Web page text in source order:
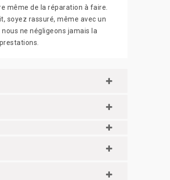
même de la réparation à faire.
soyez rassuré, même avec un
ne négligeons jamais la